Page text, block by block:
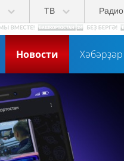
ТВ Радио
Новости Хәбәрҙәр